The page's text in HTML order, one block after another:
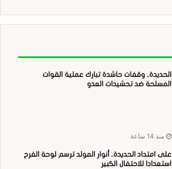
الحديدة.. وقفات حاشدة تبارك عملية القوات
المسلحة ضد تحشيدات العدو
منذ 14 ساعة
على امتداد الحديدة.. أنوار المولد ترسم لوحة الفرح
استعدادا للاحتفال الكبير